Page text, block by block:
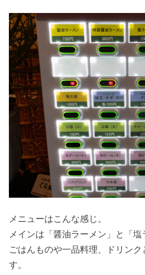
メニューはこんな感じ。
メインは「醤油ラーメン」と「
ごはんものや一品料理、ドリン
す。